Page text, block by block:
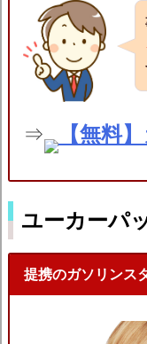
⇒ 【無料
ユーカーパ
提携のガソリンス